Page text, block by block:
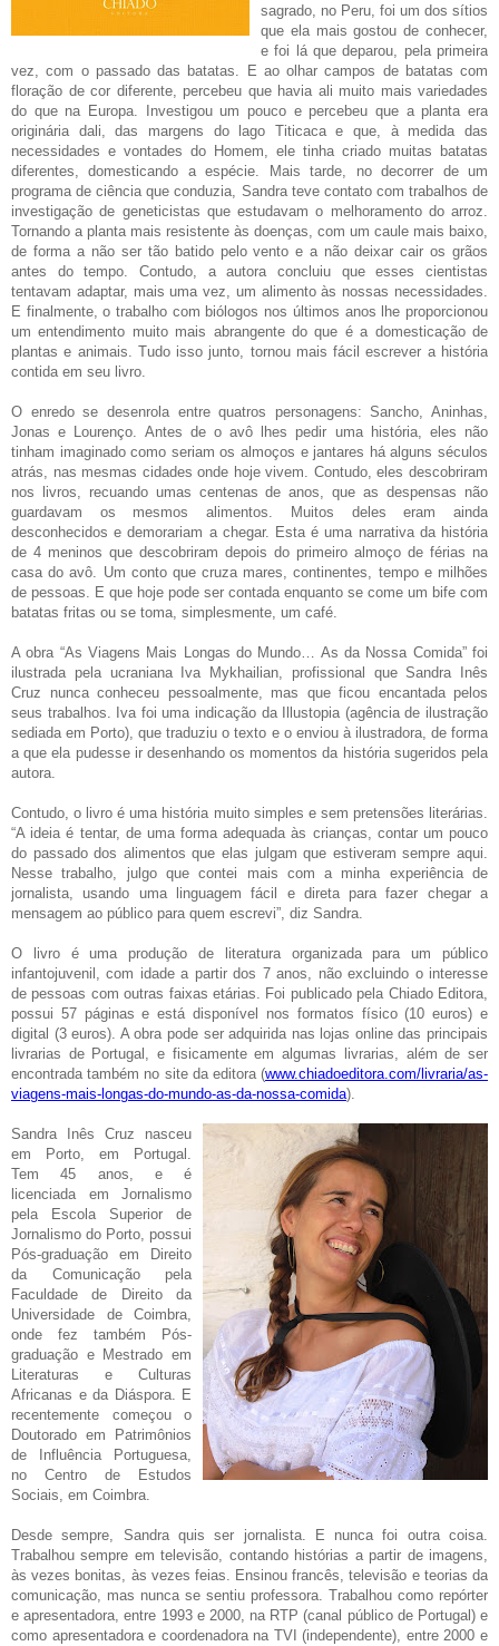
sagrado, no Peru, foi um dos sítios
que ela mais gostou de conhecer,
e foi lá que deparou, pela primeira
vez, com o passado das batatas. E ao olhar campos de batatas com
floração de cor diferente, percebeu que havia ali muito mais variedades
do que na Europa. Investigou um pouco e percebeu que a planta era
originária dali, das margens do lago Titicaca e que, à medida das
necessidades e vontades do Homem, ele tinha criado muitas batatas
diferentes, domesticando a espécie. Mais tarde, no decorrer de um
programa de ciência que conduzia, Sandra teve contato com trabalhos de
investigação de geneticistas que estudavam o melhoramento do arroz.
Tornando a planta mais resistente às doenças, com um caule mais baixo,
de forma a não ser tão batido pelo vento e a não deixar cair os grãos
antes do tempo. Contudo, a autora concluiu que esses cientistas
tentavam adaptar, mais uma vez, um alimento às nossas necessidades.
E finalmente, o trabalho com biólogos nos últimos anos lhe proporcionou
um entendimento muito mais abrangente do que é a domesticação de
plantas e animais. Tudo isso junto, tornou mais fácil escrever a história
contida em seu livro.
O enredo se desenrola entre quatros personagens: Sancho, Aninhas,
Jonas e Lourenço. Antes de o avô lhes pedir uma história, eles não
tinham imaginado como seriam os almoços e jantares há alguns séculos
atrás, nas mesmas cidades onde hoje vivem. Contudo, eles descobriram
nos livros, recuando umas centenas de anos, que as despensas não
guardavam os mesmos alimentos. Muitos deles eram ainda
desconhecidos e demorariam a chegar. Esta é uma narrativa da história
de 4 meninos que descobriram depois do primeiro almoço de férias na
casa do avô. Um conto que cruza mares, continentes, tempo e milhões
de pessoas. E que hoje pode ser contada enquanto se come um bife com
batatas fritas ou se toma, simplesmente, um café.
A obra “As Viagens Mais Longas do Mundo… As da Nossa Comida” foi
ilustrada pela ucraniana Iva Mykhailian, profissional que Sandra Inês
Cruz nunca conheceu pessoalmente, mas que ficou encantada pelos
seus trabalhos. Iva foi uma indicação da Illustopia (agência de ilustração
sediada em Porto), que traduziu o texto e o enviou à ilustradora, de forma
a que ela pudesse ir desenhando os momentos da história sugeridos pela
autora.
Contudo, o livro é uma história muito simples e sem pretensões literárias.
“A ideia é tentar, de uma forma adequada às crianças, contar um pouco
do passado dos alimentos que elas julgam que estiveram sempre aqui.
Nesse trabalho, julgo que contei mais com a minha experiência de
jornalista, usando uma linguagem fácil e direta para fazer chegar a
mensagem ao público para quem escrevi”, diz Sandra.
O livro é uma produção de literatura organizada para um público
infantojuvenil , com idade a partir dos 7 anos, não excluindo o interesse
de pessoas com outras faixas etárias. Foi publicado pela Chiado Editora,
possui 57 páginas e está disponível nos formatos físico (10 euros) e
digital (3 euros). A obra pode ser adquirida nas lojas online das principais
livrarias de Portugal, e fisicamente em algumas livrarias, além de ser
encontrada também no site da editora (www.chiadoeditora.com/livraria/as-
viagens-mais-longas-do-mundo-as-da-nossa-comida).
Sandra Inês Cruz nasceu
em Porto, em Portugal.
Tem 45 anos, e é
licenciada em Jornalismo
pela Escola Superior de
Jornalismo do Porto, possui
Pós-graduação em Direito
da Comunicação pela
Faculdade de Direito da
Universidade de Coimbra,
onde fez também Pós-
graduação e Mestrado em
Literaturas e Culturas
Africanas e da Diáspora. E
recentemente começou o
Doutorado em Patrimônios
de Influência Portuguesa,
no Centro de Estudos
Sociais, em Coimbra.
Desde sempre, Sandra quis ser jornalista. E nunca foi outra coisa.
Trabalhou sempre em televisão, contando histórias a partir de imagens,
às vezes bonitas, às vezes feias. Ensinou francês, televisão e teorias da
comunicação, mas nunca se sentiu professora. Trabalhou como repórter
e apresentadora, entre 1993 e 2000, na RTP (canal público de Portugal) e
como apresentadora e coordenadora na TVI (independente), entre 2000 e